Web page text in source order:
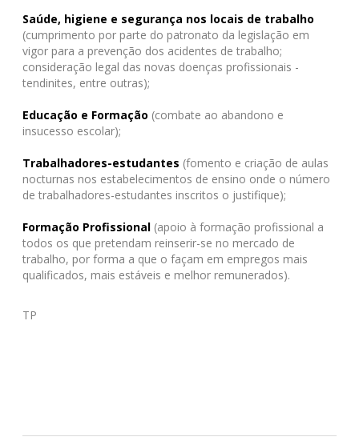
Saúde, higiene e segurança nos locais de trabalho
(cumprimento por parte do patronato da legislação em
vigor para a prevenção dos acidentes de trabalho;
consideração legal das novas doenças profissionais -
tendinites, entre outras);
Educação e Formação (combate ao abandono e
insucesso escolar);
Trabalhadores-estudantes (fomento e criação de aulas
nocturnas nos estabelecimentos de ensino onde o número
de trabalhadores-estudantes inscritos o justifique);
Formação Profissional (apoio à formação profissional a
todos os que pretendam reinserir-se no mercado de
trabalho, por forma a que o façam em empregos mais
qualificados, mais estáveis e melhor remunerados).
TP